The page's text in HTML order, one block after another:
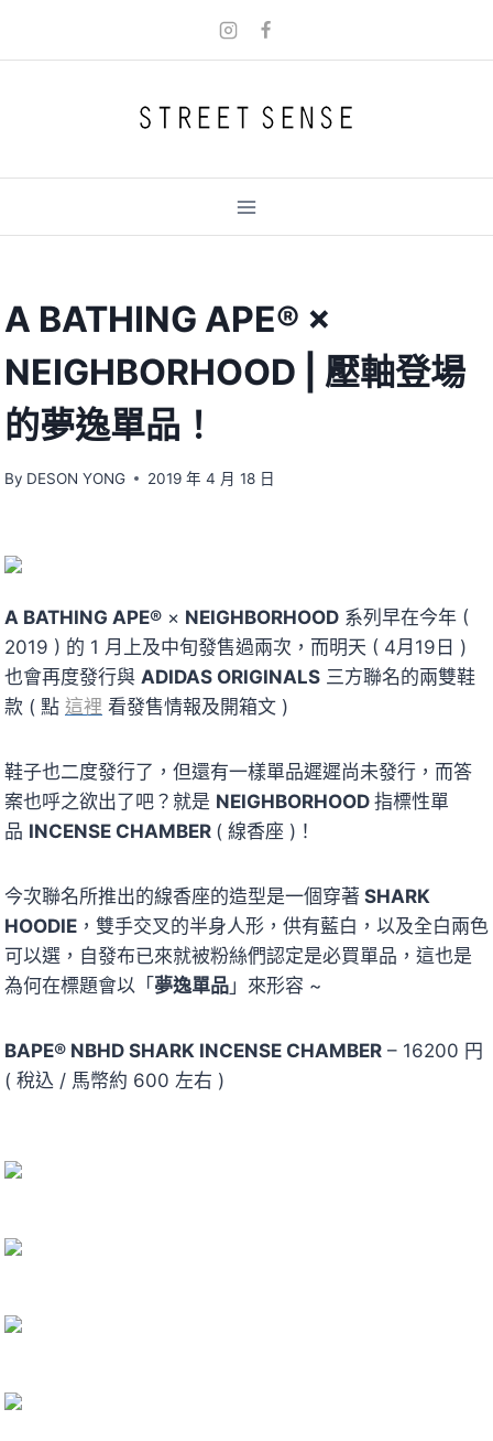
A BATHING APE® ×
NEIGHBORHOOD | 壓軸登場
的夢逸單品！
By DESON YONG 2019 年 4 月 18 日
A BATHING APE® × NEIGHBORHOOD 系列早在今年 (
2019 ) 的 1 月上及中旬發售過兩次，而明天 ( 4月19日 )
也會再度發行與 ADIDAS ORIGINALS 三方聯名的兩雙鞋
款 ( 點 這裡 看發售情報及開箱文 )
鞋子也二度發行了，但還有一樣單品遲遲尚未發行，而答
案也呼之欲出了吧？就是 NEIGHBORHOOD 指標性單
品 INCENSE CHAMBER ( 線香座 )！
今次聯名所推出的線香座的造型是一個穿著 SHARK
HOODIE ，雙手交叉的半身人形，供有藍白，以及全白兩色
可以選，自發布已來就被粉絲們認定是必買單品，這也是
為何在標題會以「夢逸單品 」來形容 ~
BAPE® NBHD SHARK INCENSE CHAMBER – 16200 円
( 稅込 / 馬幣約 600 左右 )